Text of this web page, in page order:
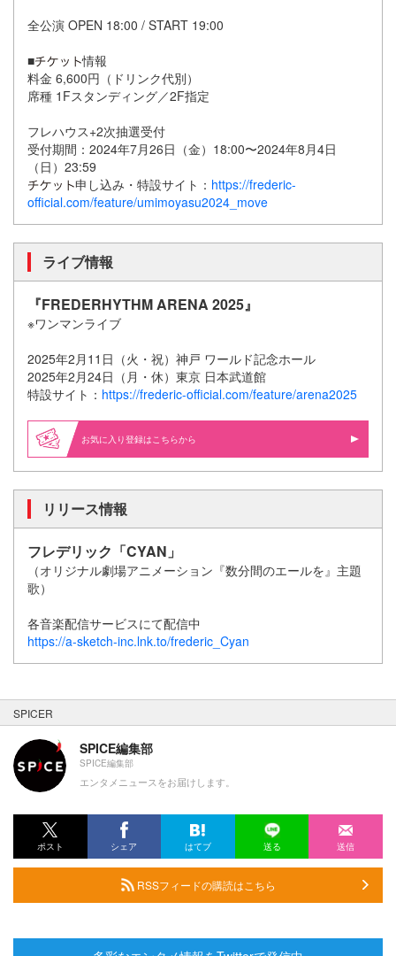
全公演 OPEN 18:00 / START 19:00
■
情報
料金 6,600円（ドリンク代別）
席種 1Fスタンディング／2F指定
フレハウス+2次抽選受付
受付期間：2024年7月26日（金）18:00〜2024年8月4日
（日）23:59
申し込み・特設サイト： https://frederic-
official.com/feature/umimoyasu2024_move
ライブ情報
『FREDERHYTHM ARENA 2025』
※ワンマンライブ
2025年2月11日（火・祝）神戸 ワールド記念ホール
2025年2月24日（月・休）東京 日本武道館
特設サイト： https://frederic-official.com/feature/arena2025
お気に入り登録はこちらから
リリース情報
フレデリック「CYAN」
（オリジナル劇場アニメーション『数分間のエールを』主題
歌）
各音楽配信サービスにて配信中
https://a-sketch-inc.lnk.to/frederic_Cyan
SPICER
SPICE編集部
SPICE編集部
エンタメニュースをお届けします。
ポスト シェア はてブ 送る 送信
RSSフィードの購読はこちら